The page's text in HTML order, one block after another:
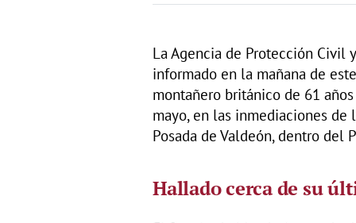
La Agencia de Protección Civil
informado en la mañana de
montañero británico de 61
mayo, en las inmediaciones
Posada de Valdeón, dentro del
Hallado cerca de su